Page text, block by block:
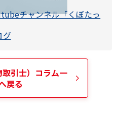
チャンネル「くぼたっ
グ
引士） コラム一
戻る